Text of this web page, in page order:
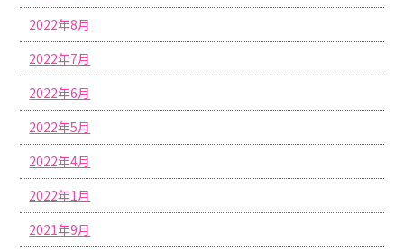
2022年8月
2022年7月
2022年6月
2022年5月
2022年4月
2022年1月
2021年9月